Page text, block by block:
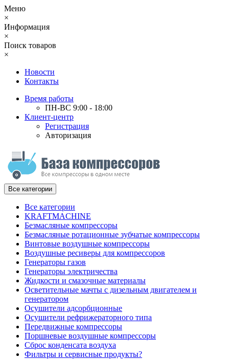
Меню
×
Информация
×
Поиск товаров
×
Новости
Контакты
Время работы
ПН-ВС 9:00 - 18:00
Клиент-центр
Регистрация
Авторизация
Все категории
Все категории
KRAFTMACHINE
Безмасляные компрессоры
Безмасляные ротационные зубчатые компрессоры
Винтовые воздушные компрессоры
Воздушные ресиверы для компрессоров
Генераторы газов
Генераторы электричества
Жидкости и смазочные материалы
Осветительные мачты с дизельным двигателем и
генератором
Осушители адсорбционные
Осушители рефрижераторного типа
Передвижные компрессоры
Поршневые воздушные компрессоры
Сброс конденсата воздуха
Фильтры и сервисные продукты?